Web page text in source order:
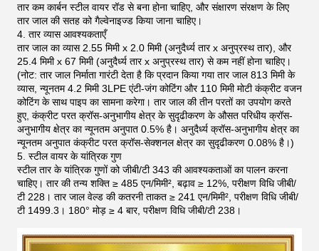
तार कम कार्बन स्टील वायर रॉड से बना होना चाहिए, और संक्षारण संरक्षण के लिए
तार जाल की सतह को गैल्वेनाइज्ड किया जाना चाहिए।
4. तार व्यास आवश्यकताएँ
तार जाल का व्यास 2.55 मिमी x 2.0 मिमी (अनुदैर्ध्य तार x अनुप्रस्थ तार), और
25.4 मिमी x 67 मिमी (अनुदैर्ध्य तार x अनुप्रस्थ तार) से कम नहीं होना चाहिए।
(नोट: तार जाल निर्माता गारंटी देता है कि प्रदान किया गया तार जाल 813 मिमी के
व्यास, न्यूनतम 4.2 मिमी 3LPE एंटी-जंग कोटिंग और 110 मिमी मोटी कंक्रीट वजन
कोटिंग के साथ पाइप का सामना करेगा। तार जाल की तीन परतों का उपयोग करते
हुए, कंक्रीट परत क्रॉस-अनुभागीय क्षेत्र के सुदृढीकरण के औसत परिधीय क्रॉस-
अनुभागीय क्षेत्र का न्यूनतम अनुपात 0.5% है। अनुदैर्ध्य क्रॉस-अनुभागीय क्षेत्र का
न्यूनतम अनुपात कंक्रीट परत क्रॉस-सेक्शनल क्षेत्र का सुदृढीकरण 0.08% है।)
5. स्टील वायर के यांत्रिक गुण
स्टील तार के यांत्रिक गुणों को जीबी/टी 343 की आवश्यकताओं का पालन करना
चाहिए। तार की तन्य शक्ति ≥ 485 एन/मिमी², बढ़ाव ≥ 12%, परीक्षण विधि जीबी/
टी 228। तार जाल वेल्ड की कतरनी ताकत ≥ 241 एन/मिमी², परीक्षण विधि जीबी/
टी 1499.3। 180° मोड़ ≥ 4 बार, परीक्षण विधि जीबी/टी 238।